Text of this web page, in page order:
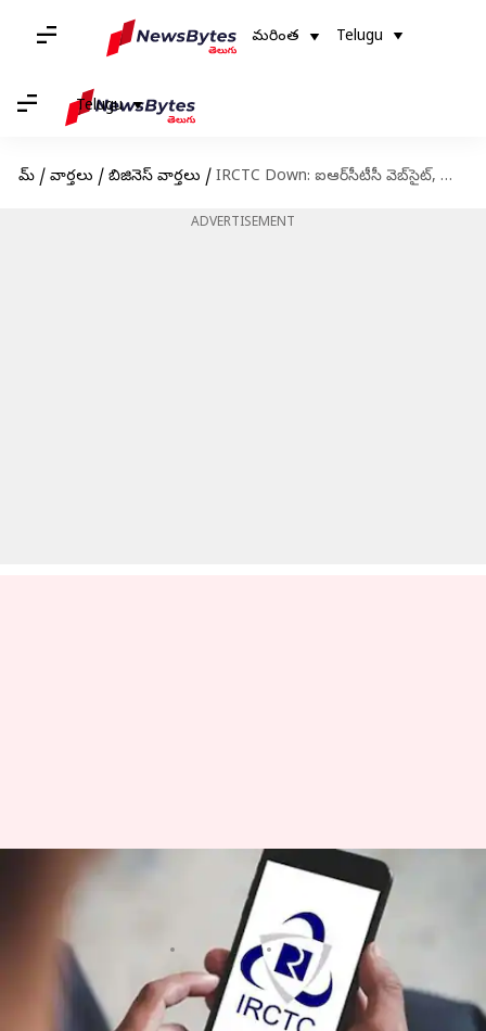
మరింత Telugu
Telugu
హోమ్ / వార్తలు / బిజినెస్ వార్తలు / IRCTC Down: ఐఆర్‌సీటీసీ వెబ్‌సైట్, యాప్ సేవల్లో అంతరాయం
ADVERTISEMENT
IRCTC Down: ఐఆర్‌సీటీసీ వెబ్‌సైట్,
యాప్ సేవల్లో అంతరాయం
Sirish Praharaju Dec 26, 2024 11:50 am
ఈ వార్తాకథనం ఏంటి